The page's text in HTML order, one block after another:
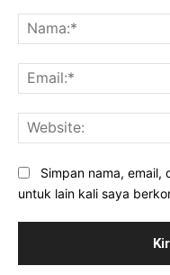
Simpan nama, email,
untuk lain kali saya